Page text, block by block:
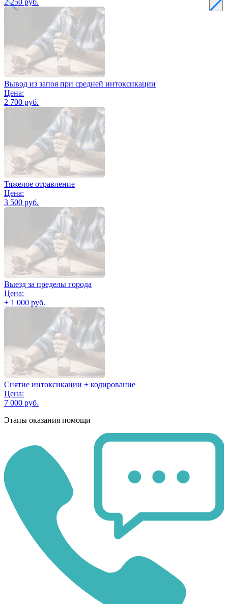
Вывод из запоя при средней интоксикации
Цена:
2 700 руб.
Тяжелое отравление
Цена:
3 500 руб.
Выезд за пределы города
Цена:
+ 1 000 руб.
Снятие интоксикации + кодирование
Цена:
7 000 руб.
Этапы оказания помощи